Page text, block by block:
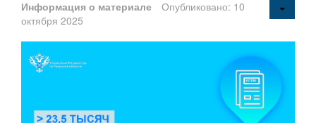
Информация о материале
Опубликовано: 10
октября 2025